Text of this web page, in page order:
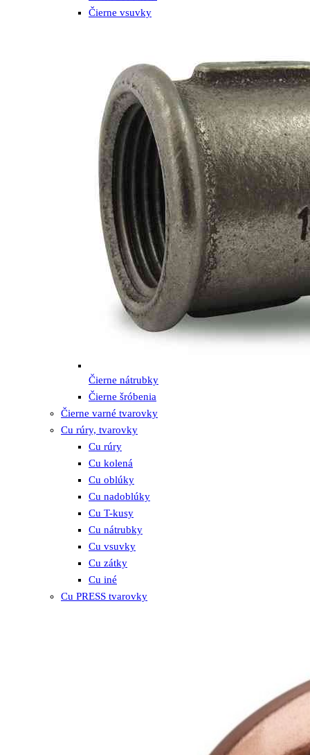
Čierne vsuvky
Čierne nátrubky
Čierne šróbenia
Čierne varné tvarovky
Cu rúry, tvarovky
Cu rúry
Cu kolená
Cu oblúky
Cu nadoblúky
Cu T-kusy
Cu nátrubky
Cu vsuvky
Cu zátky
Cu iné
Cu PRESS tvarovky